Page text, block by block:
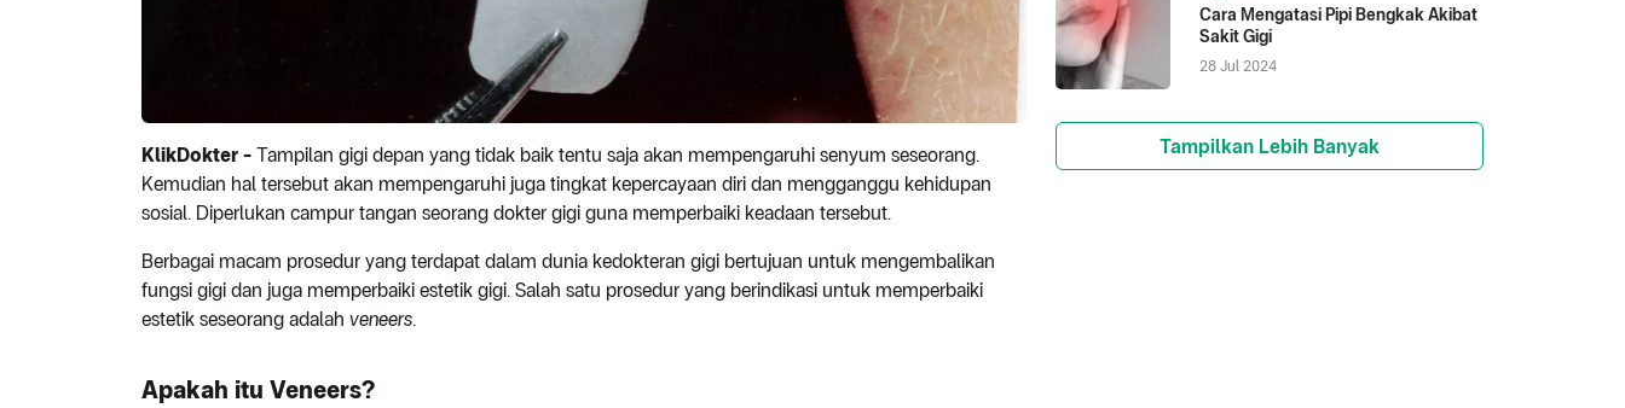
KlikDokter - Tampilan gigi depan yang tidak baik tentu saja akan mempengaruhi senyum seseorang.
Kemudian hal tersebut akan mempengaruhi juga tingkat kepercayaan diri dan mengganggu kehidupan
sosial. Diperlukan campur tangan seorang dokter gigi guna memperbaiki keadaan tersebut.
Berbagai macam prosedur yang terdapat dalam dunia kedokteran gigi bertujuan untuk mengembalikan
fungsi gigi dan juga memperbaiki estetik gigi. Salah satu prosedur yang berindikasi untuk memperbaiki
estetik seseorang adalah veneers.
Apakah itu Veneers?
Cara Mengatasi Pipi Bengkak Akibat
Sakit Gigi
28 Jul 2024
Tampilkan Lebih Banyak